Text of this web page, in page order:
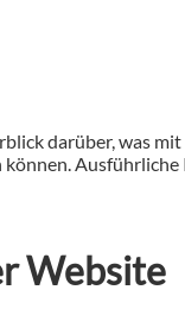
darüber, was
Website